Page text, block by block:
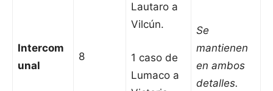
Intercom
unal
8
Lautaro a
Vilcún.
1 caso de
Lumaco a
Se
mantienen
en ambos
detalles.